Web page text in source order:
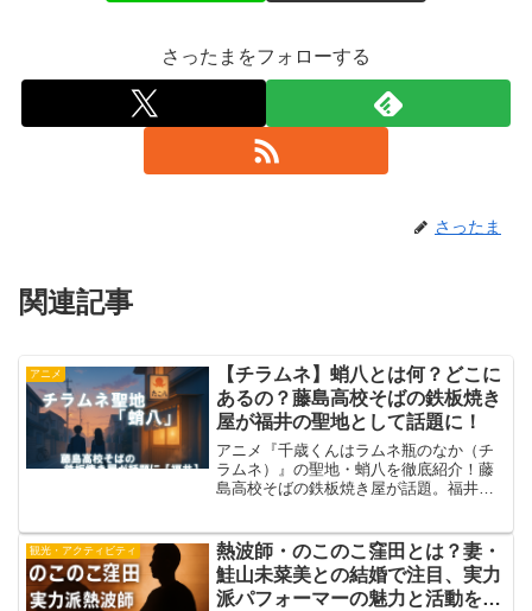
さったまをフォローする
さったま
関連記事
アニメ
【チラムネ】蛸八とは何？どこに
あるの？藤島高校そばの鉄板焼き
屋が福井の聖地として話題に！
アニメ『千歳くんはラムネ瓶のなか（チ
ラムネ）』の聖地・蛸八を徹底紹介！藤
島高校そばの鉄板焼き屋が話題。福井出
観光・アクティビティ
熱波師・のこのこ窪田とは？妻・
鮭山未菜美との結婚で注目、実力
派パフォーマーの魅力と活動を徹